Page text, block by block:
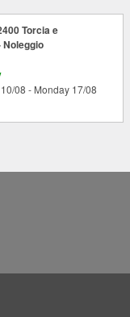
e
08 - Monday 17/08